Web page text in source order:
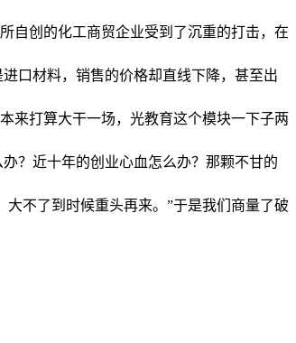
自创的化工商贸企业受到了沉重的打击，在
口材料，销售的价格却直线下降，甚至出
来打算大干一场，光教育这个模块一下子两
？近十年的创业心血怎么办？那颗不甘的
不了到时候重头再来。”于是我们商量了破